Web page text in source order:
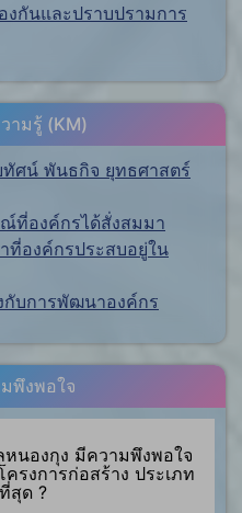
กันและปราบปรามการ
ามรู้ (KM)
ศน์ พันธกิจ ยุทธศาสตร์
ที่องค์กรได้สั่งสมมา
องค์กรประสบอยู่ใน
กับการพัฒนาองค์กร
พึงพอใจ
นองกุง มีความพึงพอใจ
รงการก่อสร้าง ประเภท
สุด ?